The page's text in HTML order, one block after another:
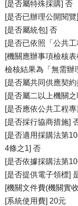
[是否屬特殊採購] 否
[是否已辦理公開閱覽
[是否屬統包] 否
[是否已依照「公共
[機關應辦事項檢核
檢核結果為「無需辦
[是否屬共同供應契
[是否屬二以上機關
[是否應依公共工程
[是否採行協商措施]
[是否適用採購法第
4條之1] 否
[是否依據採購法第
[是否提供電子領標]
[機關文件費(機關實
[系統使用費] 20元